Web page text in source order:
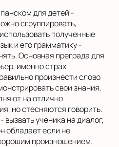
для детей -
сгруппировать,
полученные
и его грамматику -
Основная преграда для
именно страх
произнести слово
свои знания.
на отлично
но стесняются говорить.
ученика на диалог,
обладает если не
произношением.